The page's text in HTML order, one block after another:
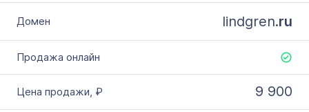
lindgren.ru
9 900